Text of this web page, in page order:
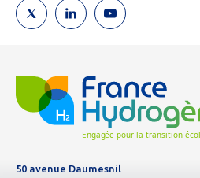
remplissez
pas
50 avenue Daumesnil